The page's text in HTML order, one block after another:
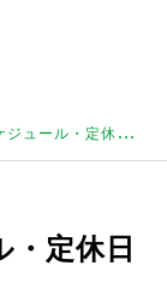
・定休日のお知らせ
定休日